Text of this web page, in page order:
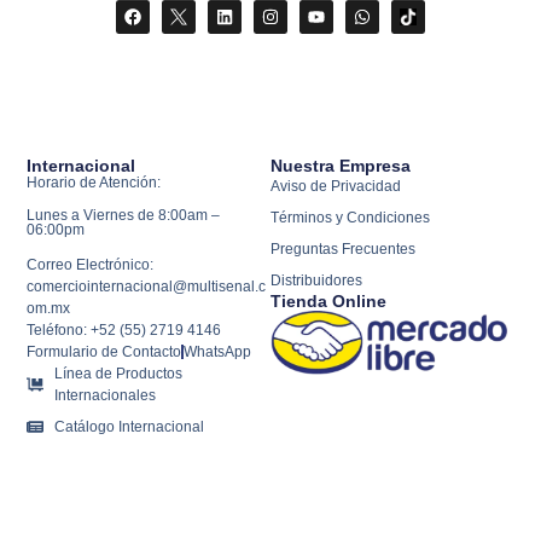
Nuestra Empresa
Aviso de Privacidad
Términos y Condiciones
Preguntas Frecuentes
Distribuidores
Tienda Online
Internacional
Horario de Atención:
Lunes a Viernes de 8:00am –
06:00pm
Correo Electrónico:
comerciointernacional@multisenal.c
om.mx
Teléfono: +52 (55) 2719 4146
Formulario de ContactoWhatsApp
Línea de Productos
Internacionales
Catálogo Internacional